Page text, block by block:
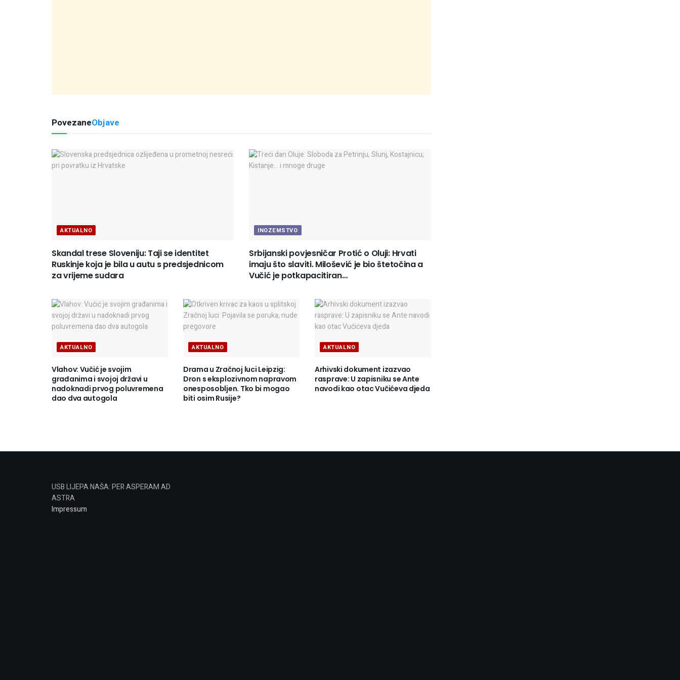
PovezaneObjave
AKTUALNO
Skandal trese Sloveniju: Taji se identitet
Ruskinje koja je bila u autu s predsjednicom
za vrijeme sudara
INOZEMSTVO
Srbijanski povjesničar Protić o Oluji: Hrvati
imaju što slaviti. Milošević je bio štetočina a
Vučić je potkapacitiran…
AKTUALNO
Vlahov: Vučić je svojim
građanima i svojoj državi u
nadoknadi prvog poluvremena
dao dva autogola
AKTUALNO
Drama u Zračnoj luci Leipzig:
Dron s eksplozivnom napravom
onesposobljen. Tko bi mogao
biti osim Rusije?
AKTUALNO
Arhivski dokument izazvao
rasprave: U zapisniku se Ante
navodi kao otac Vučićeva djeda
USB LIJEPA NAŠA: PER ASPERAM AD
ASTRA
Impressum